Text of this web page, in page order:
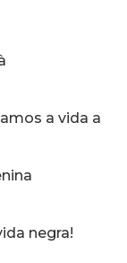
a vida a
negra!